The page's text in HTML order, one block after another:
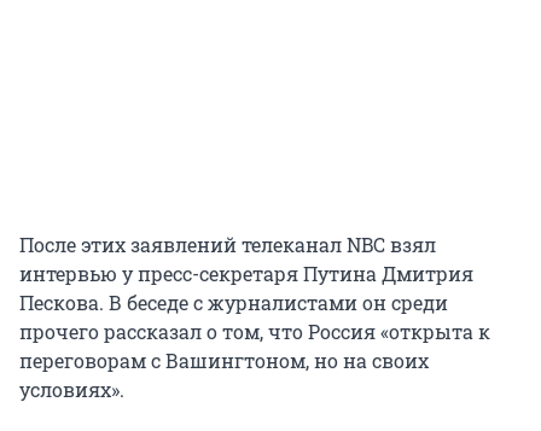
После этих заявлений телеканал NBC взял
интервью у пресс-секретаря Путина Дмитрия
Пескова. В беседе с журналистами он среди
прочего рассказал о том, что Россия «открыта к
переговорам с Вашингтоном, но на своих
условиях».